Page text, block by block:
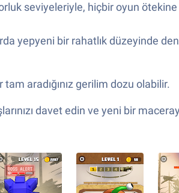
seviyeleriyle, hiçbir oyun
yepyeni bir rahatlık düzeyinde
aradığınız gerilim dozu olabilir.
davet edin ve yeni bir